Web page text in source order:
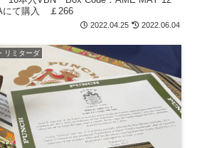
にて購入 ￡266
2022.04.25 2022.06.04
リミターダ